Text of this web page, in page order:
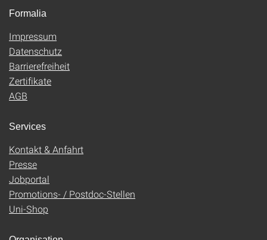
Formalia
Impressum
Datenschutz
Barrierefreiheit
Zertifikate
AGB
Services
Kontakt & Anfahrt
Presse
Jobportal
Promotions- / Postdoc-Stellen
Uni-Shop